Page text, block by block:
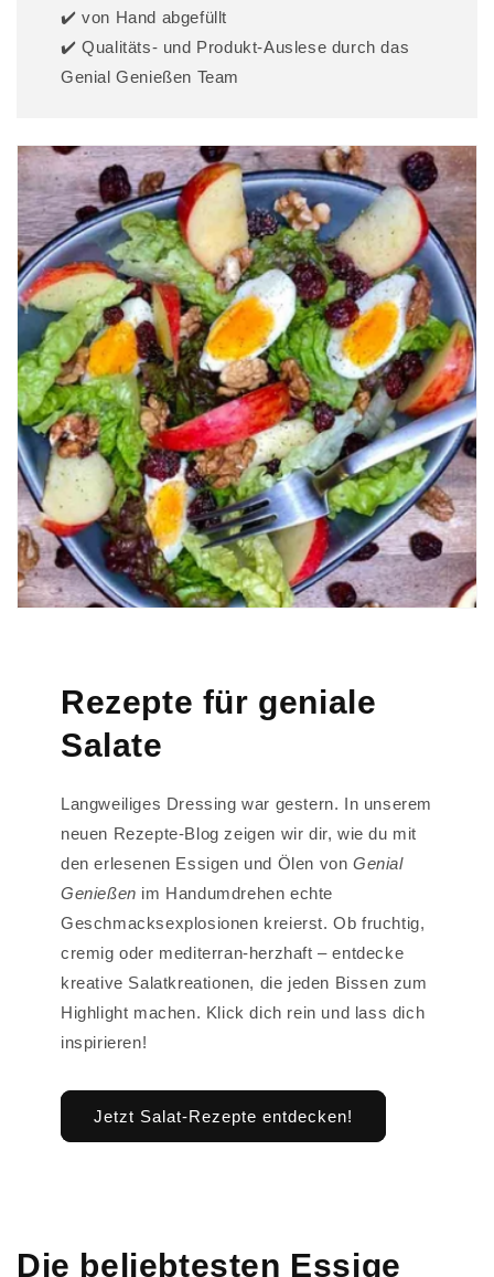
✔️ von Hand abgefüllt
✔️ Qualitäts- und Produkt-Auslese durch das
Genial Genießen Team
Rezepte für geniale
Salate
Langweiliges Dressing war gestern. In unserem
neuen Rezepte-Blog zeigen wir dir, wie du mit
den erlesenen Essigen und Ölen vonGenial
Genießen im Handumdrehen echte
Geschmacksexplosionen kreierst. Ob fruchtig,
cremig oder mediterran-herzhaft – entdecke
kreative Salatkreationen, die jeden Bissen zum
Highlight machen. Klick dich rein und lass dich
inspirieren!
Jetzt Salat-Rezepte entdecken!
Die beliebtesten Essige